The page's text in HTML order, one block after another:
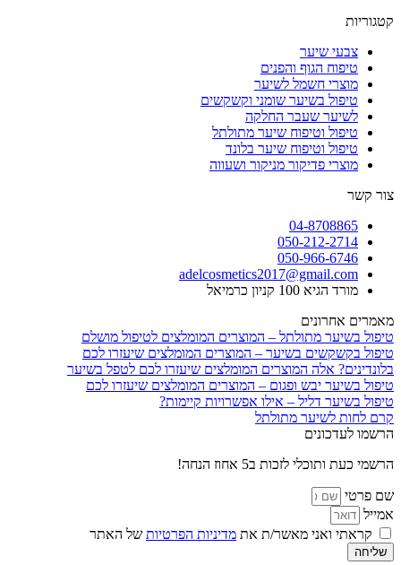
קטגוריות
צבעי שיער
טיפוח הגוף והפנים
מוצרי חשמל לשיער
טיפול בשיער שומני וקשקשים
לשיער שעבר החלקה
טיפול וטיפוח שיער מתולתל
טיפול וטיפוח שיער בלונד
מוצרי פדיקור מניקור ושעווה
צור קשר
04-8708865
050-212-2714
050-966-6746
adelcosmetics2017@gmail.com
מורד הגיא 100 קניון כרמיאל
מאמרים אחרונים
טיפול בשיער מתולתל – המוצרים המומלצים לטיפול מושלם
טיפול בקשקשים בשיער – המוצרים המומלצים שיעזרו לכם
בלונדינים? אלה המוצרים המומלצים שיעזרו לכם לטפל בשיער
טיפול בשיער יבש ופגום – המוצרים המומלצים שיעזרו לכם
טיפול בשיער דליל – אילו אפשרויות קיימות?
קרם לחות לשיער מתולתל
הרשמו לעדכונים
הרשמי כעת ותוכלי לזכות ב5 אחוז הנחה!
שם פרטי
אמייל
קראתי ואני מאשר/ת את מדיניות הפרטיות של האתר
שליחה